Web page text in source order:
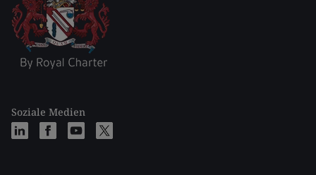
Soziale Medien